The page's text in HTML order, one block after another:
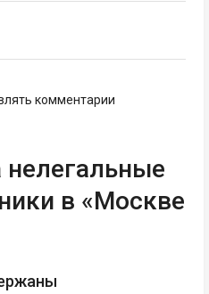
комментарии
в «Москве